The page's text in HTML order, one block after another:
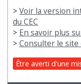
> Voir la version
du CEC
> En savoir plus
> Consulter le site
Être averti d'une